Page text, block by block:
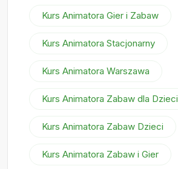
Kurs Animatora Gier i Zabaw
Kurs Animatora Stacjonarny
Kurs Animatora Warszawa
Kurs Animatora Zabaw dla Dzieci
Kurs Animatora Zabaw Dzieci
Kurs Animatora Zabaw i Gier